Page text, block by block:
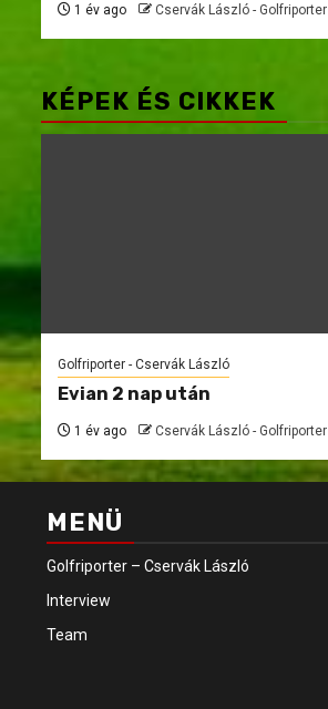
1 év ago Cservák László - Golfriporter
KÉPEK ÉS CIKKEK
Golfriporter - Cservák László
Evian 2 nap után
1 év ago Cservák László - Golfriporter
MENÜ
Golfriporter – Cservák László
Interview
Team